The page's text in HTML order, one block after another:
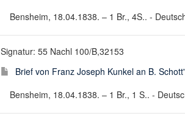
Bensheim, 18.04.1838. – 1 Br., 4S.. -
Signatur: 55 Nachl 100/B,32153
Brief von Franz Joseph Kunkel an B.
Bensheim, 18.04.1838. – 1 Br., 1 S.. -